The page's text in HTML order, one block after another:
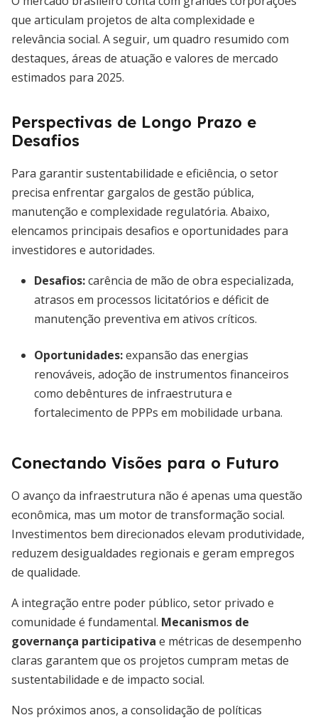
que articulam projetos de alta complexidade e
relevância social. A seguir, um quadro resumido com
destaques, áreas de atuação e valores de mercado
estimados para 2025.
Perspectivas de Longo Prazo e
Desafios
Para garantir sustentabilidade e eficiência, o setor
precisa enfrentar gargalos de gestão pública,
manutenção e complexidade regulatória. Abaixo,
elencamos principais desafios e oportunidades para
investidores e autoridades.
Desafios:carência de mão de obra especializada,
atrasos em processos licitatórios e déficit de
manutenção preventiva em ativos críticos.
Oportunidades:expansão das energias
renováveis, adoção de instrumentos financeiros
como debêntures de infraestrutura e
fortalecimento de PPPs em mobilidade urbana.
Conectando Visões para o Futuro
O avanço da infraestrutura não é apenas uma questão
econômica, mas um motor de transformação social.
Investimentos bem direcionados elevam produtividade,
reduzem desigualdades regionais e geram empregos
de qualidade.
A integração entre poder público, setor privado e
comunidade é fundamental. Mecanismos de
governança participativa e métricas de desempenho
claras garantem que os projetos cumpram metas de
sustentabilidade e de impacto social.
Nos próximos anos, a consolidação de políticas